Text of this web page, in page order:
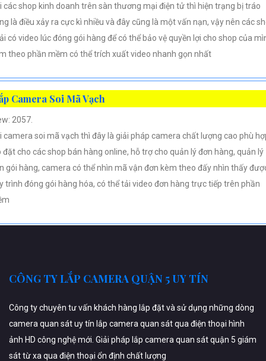
các shop kinh doanh trên sàn thương mại điện tử thì hiện trạng bị tráo
là điều xảy ra cực kì nhiều và đây cũng là một vấn nạn, vậy nên các
có video lúc đóng gói hàng để có thể bảo vệ quyền lợi cho shop của
theo phần mềm có thể trích xuất video nhanh gọn nhất
Camera Soi Mã Vạch
2057.
camera soi mã vạch thì đây là giải pháp camera chất lượng cao phù
đặt cho các shop bán hàng online, hỗ trợ cho quản lý đơn hàng, quản lý
gói hàng, camera có thể nhìn mã vận đơn kèm theo đấy nhìn thấy
trình đóng gói hàng hóa, có thể tải video đơn hàng trực tiếp trên phần
CÔNG TY LẮP CAMERA QUẬN 5 UY TÍN
Công ty chuyên tư vấn khách hàng lắp đặt và sử dụng những dòng
camera quan sát uy tín lắp camera quan sát qua điện thoại hình
ảnh HD công nghệ mới. Giải pháp lắp camera quan sát quận 5 giám
sát từ xa qua điện thoại ổn định chất lượng